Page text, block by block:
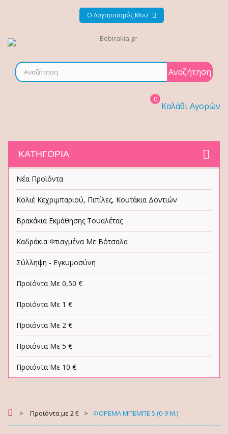
Ο Λογαριασμός Μου
Αναζήτηση
Καλάθι Αγορών
0
ΚΑΤΗΓΟΡΊΑ
Νέα Προϊόντα
Κολιέ Κεχριμπαριού, Πιπίλες, Κουτάκια Δοντιών
Βρακάκια Εκμάθησης Τουαλέτας
Καδράκια Φτιαγμένα Με Βότσαλα
Σύλληψη - Εγκυμοσύνη
Προϊόντα Με 0,50 €
Προϊόντα Με 1 €
Προϊόντα Με 2 €
Προϊόντα Με 5 €
Προϊόντα Με 10 €
> Προϊόντα με 2 € > ΦΟΡΕΜΑ ΜΠΕΜΠΕ 5 (0-9 Μ.)